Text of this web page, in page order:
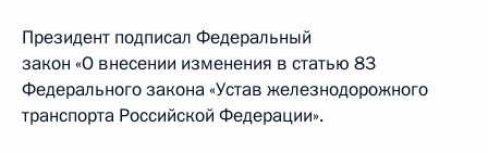
Президент подписал Федеральный
закон «О внесении изменения в статью 83
Федерального закона «Устав железнодорожного
транспорта Российской Федерации».